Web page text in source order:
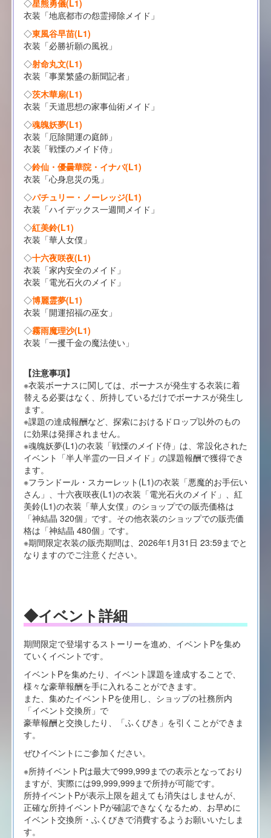
◇星熊勇儀(L1)
衣装「地底都市の怨霊掃除メイド」
◇東風谷早苗(L1)
衣装「必勝祈願の風祝」
◇射命丸文(L1)
衣装「事業繁盛の新聞記者」
◇茨木華扇(L1)
衣装「天道思想の家事仙術メイド」
◇魂魄妖夢(L1)
衣装「厄除開運の庭師」
衣装「戦慄のメイド侍」
◇鈴仙・優曇華院・イナバ(L1)
衣装「心身息災の兎」
◇パチュリー・ノーレッジ(L1)
衣装「ハイデックス一週間メイド」
◇紅美鈴(L1)
衣装「華人女僕」
◇十六夜咲夜(L1)
衣装「家内安全のメイド」
衣装「電光石火のメイド」
◇博麗霊夢(L1)
衣装「開運招福の巫女」
◇霧雨魔理沙(L1)
衣装「一攫千金の魔法使い」
【注意事項】
※衣装ボーナスに関しては、ボーナスが発生する衣装に着
替える必要はなく、所持しているだけでボーナスが発生し
ます。
※課題の達成報酬など、探索におけるドロップ以外のもの
に効果は発揮されません。
※魂魄妖夢(L1)の衣装「戦慄のメイド侍」は、常設化された
イベント「半人半霊の一日メイド」の課題報酬で獲得でき
ます。
※フランドール・スカーレット(L1)の衣装「悪魔的お手伝い
さん」、十六夜咲夜(L1)の衣装「電光石火のメイド」、紅
美鈴(L1)の衣装「華人女僕」のショップでの販売価格は
「神結晶 320個」です。その他衣装のショップでの販売価
格は「神結晶 480個」です。
※期間限定衣装の販売期間は、2026年1月31日 23:59までと
なりますのでご注意ください。
◆イベント詳細
期間限定で登場するストーリーを進め、イベントPを集め
ていくイベントです。
イベントPを集めたり、イベント課題を達成することで、
様々な豪華報酬を手に入れることができます。
また、集めたイベントPを使用し、ショップの社務所内
「イベント交換所」で
豪華報酬と交換したり、「ふくびき」を引くことができま
す。
ぜひイベントにご参加ください。
※所持イベントPは最大で999,999までの表示となっており
ますが、実際には99,999,999まで所持が可能です。
所持イベントPが表示上限を超えても消失はしませんが、
正確な所持イベントPが確認できなくなるため、お早めに
イベント交換所・ふくびきで消費するようお願いいたしま
す。